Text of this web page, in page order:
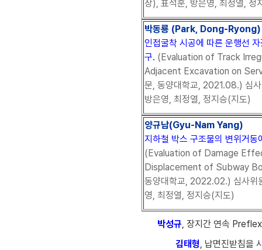
장), 표석훈, 방은영, 최정열, 정
박동룡 (Park, Dong-Ryong)
인접굴착 시공에 따른 운행선
구. (Evaluation of Track
Adjacent Excavation on
문, 동양대학교, 2021.08.) 심
방은영, 최정열, 정지승(지도)
양규남(Gyu-Nam Yang)
지하철 박스 구조물의 변위거동
(Evaluation of Damage
Displacement of Subway
동양대학교, 2022.02.) 심사위
영, 최정열, 정지승(지도)
박성규, 장지간 연속
김태형, 납면진받침을